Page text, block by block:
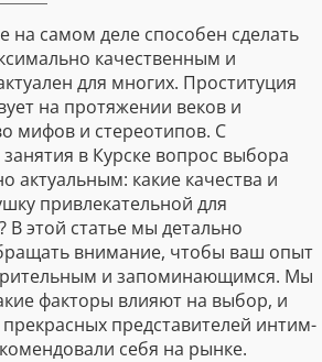
на самом деле способен сделать
качественным и
для многих. Проституция
на протяжении веков и
мифов и стереотипов. С
в Курске вопрос выбора
актуальным: какие качества и
привлекательной для
В этой статье мы детально
внимание, чтобы ваш опыт
и запоминающимся. Мы
факторы влияют на выбор, и
представителей интим-
себя на рынке.